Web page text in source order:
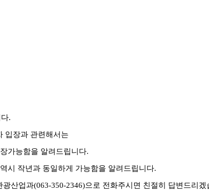
.
입장과 관련해서는
가능함을 알려드립니다.
시 작년과 동일하게 가능함을 알려드립니다.
산업과(063-350-2346)으로 전화주시면 친절히 답변드리겠